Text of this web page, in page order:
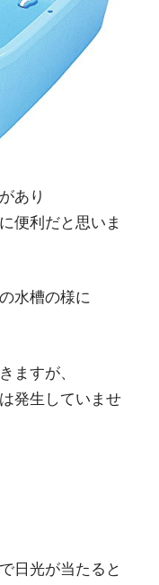
あり
便利だと思いま
水槽の様に
ますが、
発生していませ
日光が当たると